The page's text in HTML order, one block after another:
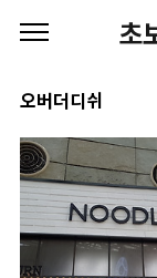
초
오버더디쉬